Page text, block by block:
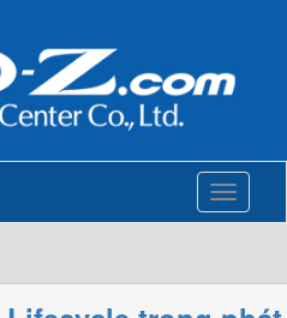
Toggle